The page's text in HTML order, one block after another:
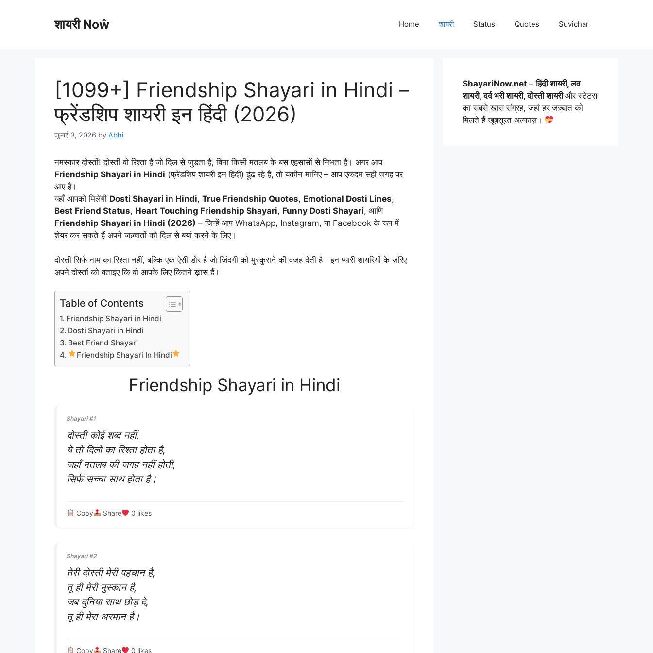
शायरी Noŵ Home शायरी Status Quotes Suvichar
[1099+] Friendship Shayari in Hindi –
फ्रेंडशिप शायरी इन हिंदी (2026)
जुलाई 3, 2026 by Abhi
नमस्कार दोस्तों! दोस्ती वो रिश्ता है जो दिल से जुड़ता है, बिना किसी मतलब के बस एहसासों से निभता है। अगर आप
Friendship Shayari in Hindi (फ्रेंडशिप शायरी इन हिंदी) ढूंढ रहे हैं, तो यकीन मानिए – आप एकदम सही जगह पर
आए हैं।
यहाँ आपको मिलेंगी Dosti Shayari in Hindi, True Friendship Quotes, Emotional Dosti Lines,
Best Friend Status, Heart Touching Friendship Shayari, Funny Dosti Shayari, आणि
Friendship Shayari in Hindi (2026) – जिन्हें आप WhatsApp, Instagram, या Facebook के रूप में
शेयर कर सकते हैं अपने जज़्बातों को दिल से बयां करने के लिए।
दोस्ती सिर्फ नाम का रिश्ता नहीं, बल्कि एक ऐसी डोर है जो ज़िंदगी को मुस्कुराने की वजह देती है। इन प्यारी शायरियों के ज़रिए
अपने दोस्तों को बताइए कि वो आपके लिए कितने ख़ास हैं।
Table of Contents
Friendship Shayari in Hindi
Dosti Shayari in Hindi
Best Friend Shayari
Friendship Shayari In Hindi
Friendship Shayari in Hindi
Shayari #1
दोस्ती कोई शब्द नहीं,
ये तो दिलों का रिश्ता होता है,
जहाँ मतलब की जगह नहीं होती,
सिर्फ सच्चा साथ होता है।
Copy Share 0 likes
Shayari #2
तेरी दोस्ती मेरी पहचान है,
तू ही मेरी मुस्कान है,
जब दुनिया साथ छोड़ दे,
तू ही मेरा अरमान है।
Copy Share 0 likes
ShayariNow.net –हिंदी शायरी, लव
शायरी, दर्द भरी शायरी, दोस्ती शायरीऔर स्टेटस
का सबसे खास संग्रह, जहां हर जज़्बात को
मिलते हैं खूबसूरत अल्फाज़।